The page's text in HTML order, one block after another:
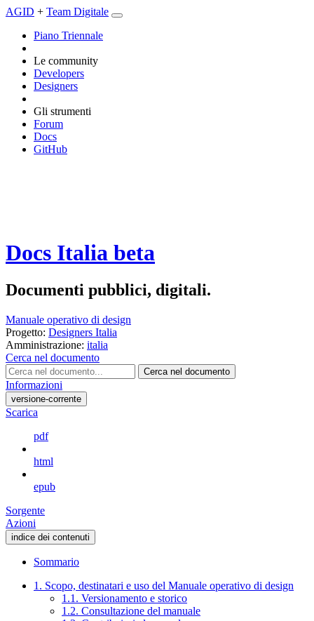
AGID + Team Digitale
Piano Triennale
Le community
Developers
Designers
Gli strumenti
Forum
Docs
GitHub
Docs Italia beta
Documenti pubblici, digitali.
Manuale operativo di design
Progetto: Designers Italia
Amministrazione: italia
Cerca nel documento
Cerca nel documento
Informazioni
versione-corrente
Scarica
pdf
html
epub
Sorgente
Azioni
indice dei contenuti
Sommario
1. Scopo, destinatari e uso del Manuale operativo di design
1.1. Versionamento e storico
1.2. Consultazione del manuale